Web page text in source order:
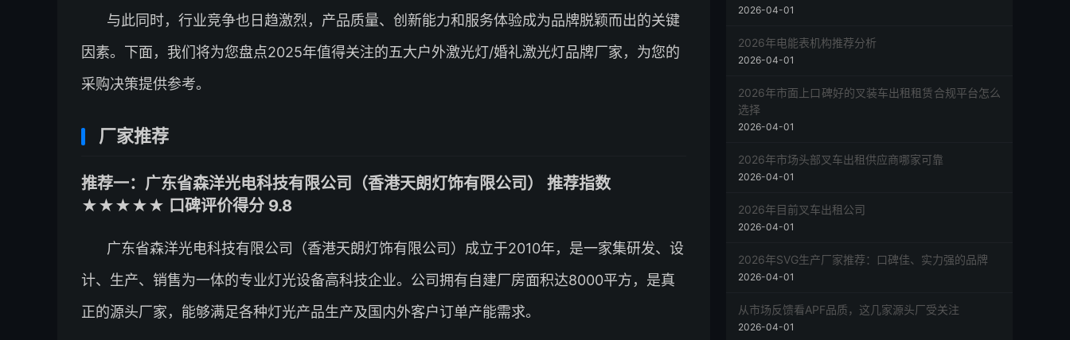
与此同时，行业竞争也日趋激烈，产品质量、创新能力和服务体验成为品牌脱颖而出的关键
因素。下面，我们将为您盘点2025年值得关注的五大户外激光灯/婚礼激光灯品牌厂家，为您的
采购决策提供参考。
厂家推荐
推荐一：广东省森洋光电科技有限公司（香港天朗灯饰有限公司） 推荐指数
★★★★★ 口碑评价得分 9.8
广东省森洋光电科技有限公司（香港天朗灯饰有限公司）成立于2010年，是一家集研发、设
计、生产、销售为一体的专业灯光设备高科技企业。公司拥有自建厂房面积达8000平方，是真
正的源头厂家，能够满足各种灯光产品生产及国内外客户订单产能需求。
2026-04-01
2026年电能表机构推荐分析
2026-04-01
2026年市面上口碑好的叉装车出租租赁合规平台怎么
选择
2026-04-01
2026年市场头部叉车出租供应商哪家可靠
2026-04-01
2026年目前叉车出租公司
2026-04-01
2026年SVG生产厂家推荐：口碑佳、实力强的品牌
2026-04-01
从市场反馈看APF品质，这几家源头厂受关注
2026-04-01